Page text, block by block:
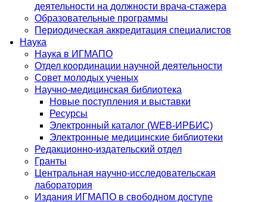
деятельности на должности врача-стажера
Образовательные программы
Периодическая аккредитация специалистов
Наука
Наука в ИГМАПО
Отдел координации научной деятельности
Совет молодых ученых
Научно-медицинская библиотека
Новые поступления и выставки
Ресурсы
Электронный каталог (WEB-ИРБИС)
Электронные медицинские библиотеки
Редакционно-издательский отдел
Гранты
Центральная научно-исследовательская
лаборатория
Издания ИГМАПО в свободном доступе